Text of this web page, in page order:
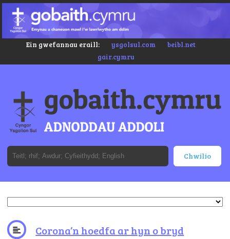
Ein gwefannau eraill: ysgolsul.com
beibl.net
gair.cymru
Corona’n hoedfa ar hyn o bryd